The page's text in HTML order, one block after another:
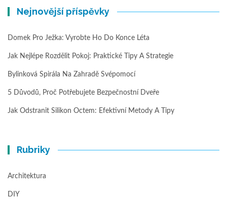
Nejnovější příspěvky
Domek Pro Ježka: Vyrobte Ho Do Konce Léta
Jak Nejlépe Rozdělit Pokoj: Praktické Tipy A Strategie
Bylinková Spirála Na Zahradě Svépomocí
5 Důvodů, Proč Potřebujete Bezpečnostní Dveře
Jak Odstranit Silikon Octem: Efektivní Metody A Tipy
Rubriky
Architektura
DIY